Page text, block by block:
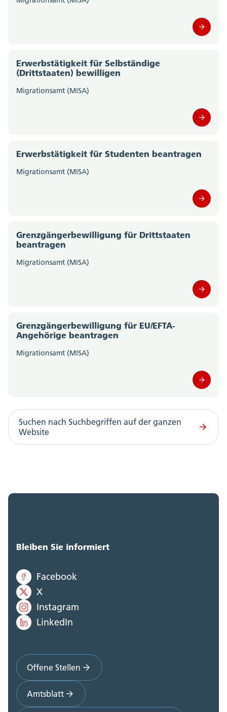
Steueramt (0)
Volksschulamt (0)
Erwerbstätigkeit für Selbständige
(Drittstaaten) bewilligen
Migrationsamt (MISA)
Erwerbstätigkeit für Studenten beantragen
Migrationsamt (MISA)
Grenzgängerbewilligung für Drittstaaten
beantragen
Migrationsamt (MISA)
Grenzgängerbewilligung für EU/EFTA-
Angehörige beantragen
Migrationsamt (MISA)
Suchen nach Suchbegriffen auf der ganzen
Website
Bleiben Sie informiert
Facebook
X
Instagram
LinkedIn
Offene Stellen
Amtsblatt